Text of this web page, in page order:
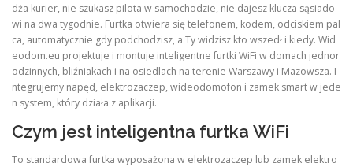
dża kurier, nie szukasz pilota w samochodzie, nie dajesz klucza sąsiado
wi na dwa tygodnie. Furtka otwiera się telefonem, kodem, odciskiem pal
ca, automatycznie gdy podchodzisz, a Ty widzisz kto wszedł i kiedy. Wid
eodom.eu projektuje i montuje inteligentne furtki WiFi w domach jednor
odzinnych, bliźniakach i na osiedlach na terenie Warszawy i Mazowsza. I
ntegrujemy napęd, elektrozaczep, wideodomofon i zamek smart w jede
n system, który działa z aplikacji.
Czym jest inteligentna furtka WiFi
To standardowa furtka wyposażona w elektrozaczep lub zamek elektro